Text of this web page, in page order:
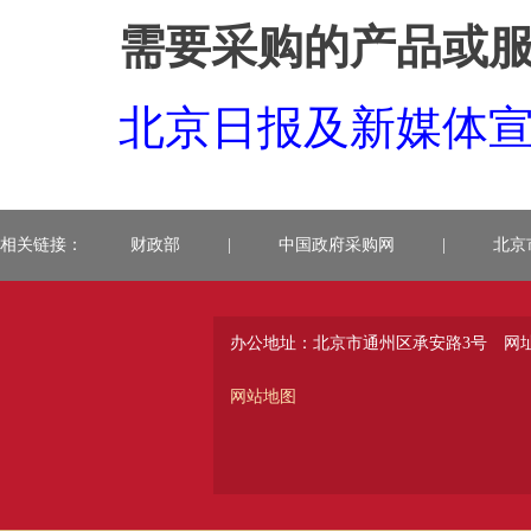
需要采购的产品或
北京日报及新媒体
相关链接： 财政部 中国政府采购网 北京
办公地址：北京市通州区承安路3号
网站地图
网